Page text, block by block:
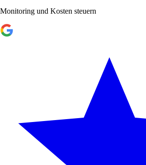
Monitoring und Kosten steuern